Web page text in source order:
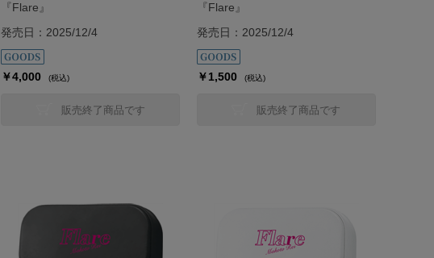
『Flare』
発売日：2025/12/4
￥4,000 (税込)
販売終了商品です
『Flare』
発売日：2025/12/4
￥1,500 (税込)
販売終了商品です